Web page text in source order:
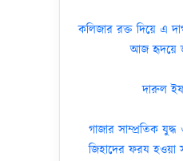
কলিজার রক্ত দিয়ে এ
আজ হৃদয়ে
দারুল
গাজার সাম্প্রতিক
জিহাদের ফরয